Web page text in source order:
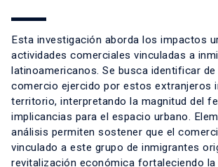
Esta investigación aborda los impactos
actividades comerciales vinculadas a
latinoamericanos. Se busca identificar de
comercio ejercido por estos extranjeros
territorio, interpretando la magnitud del
implicancias para el espacio urbano.
análisis permiten sostener que el
vinculado a este grupo de inmigrantes
revitalización económica fortaleciendo la